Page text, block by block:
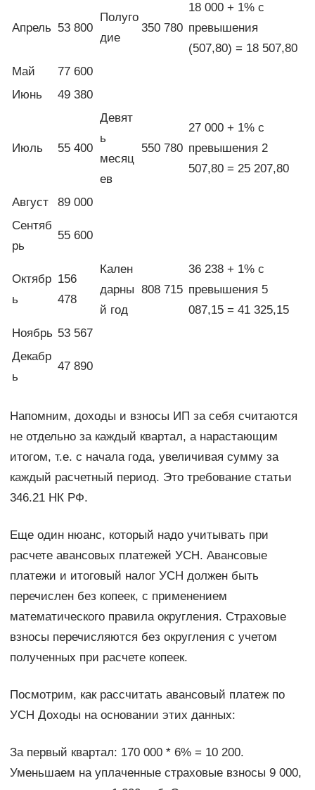
Апрель 53 800
Полуго
дие
350 780
18 000 + 1% с
превышения
(507,80) = 18 507,80
Май
77 600
Июнь
49 380
Июль 55 400
Девят
ь
месяц
ев
550 780
27 000 + 1% с
превышения 2
507,80 = 25 207,80
Август
89 000
Сентяб
рь
55 600
Октябр
ь
156
478
Кален
дарны
й год
808 715
36 238 + 1% с
превышения 5
087,15 = 41 325,15
Ноябрь 53 567
Декабр
ь
47 890
Напомним, доходы и взносы ИП за себя считаются
не отдельно за каждый квартал, а нарастающим
итогом, т.е. с начала года, увеличивая сумму за
каждый расчетный период. Это требование статьи
346.21 НК РФ.
Еще один нюанс, который надо учитывать при
расчете авансовых платежей УСН. Авансовые
платежи и итоговый налог УСН должен быть
перечислен без копеек, с применением
математического правила округления. Страховые
взносы перечисляются без округления с учетом
полученных при расчете копеек.
Посмотрим, как рассчитать авансовый платеж по
УСН Доходы на основании этих данных:
За первый квартал: 170 000 * 6% = 10 200.
Уменьшаем на уплаченные страховые взносы 9 000,